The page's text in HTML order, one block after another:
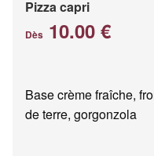
Pizza capri
Dès 10.00 €
Base crème fraîche,
de terre, gorgonzola